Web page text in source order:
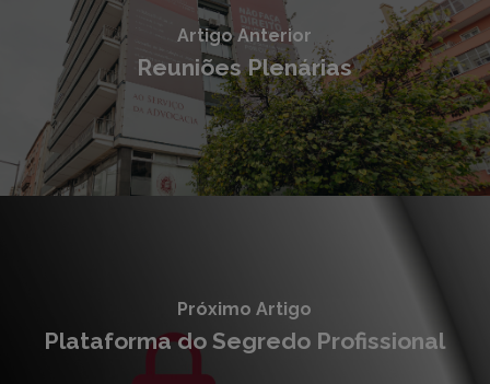
Artigo Anterior
Reuniões Plenárias
Próximo Artigo
Plataforma do Segredo Profissional